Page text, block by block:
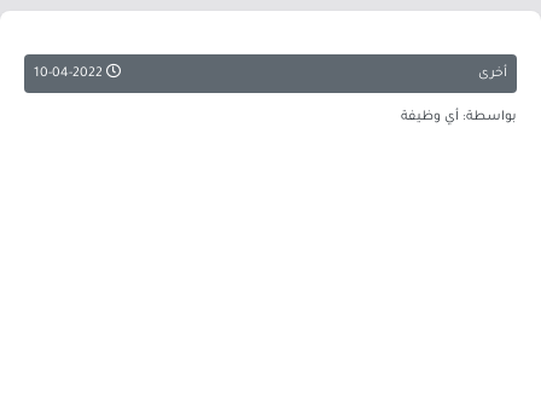
أخرى
بواسطة: أي وظيفة